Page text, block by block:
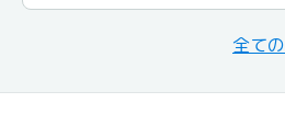
全ての